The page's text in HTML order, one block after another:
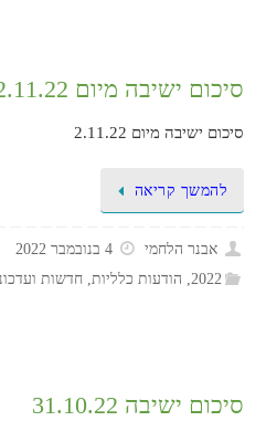
סיכום ישיבה מיום 2.11.22
סיכום ישיבה מיום 2.11.22
להמשך קריאה
אבנר הלחמי
4 בנובמבר 2022
2022
הודעות כלליות חדשות
סיכום ישיבה 31.10.22